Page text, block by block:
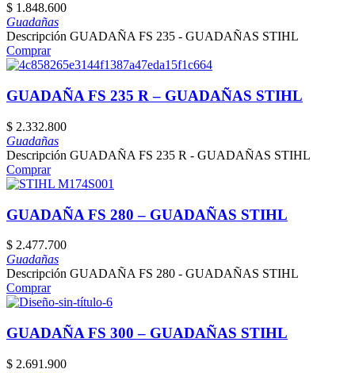
$ 1.848.600
Guadañas
Descripción GUADAÑA FS 235 - GUADAÑAS STIHL
Comprar
GUADAÑA FS 235 R – GUADAÑAS STIHL
$ 2.332.800
Guadañas
Descripción GUADAÑA FS 235 R - GUADAÑAS STIHL
Comprar
GUADAÑA FS 280 – GUADAÑAS STIHL
$ 2.477.700
Guadañas
Descripción GUADAÑA FS 280 - GUADAÑAS STIHL
Comprar
GUADAÑA FS 300 – GUADAÑAS STIHL
$ 2.691.900